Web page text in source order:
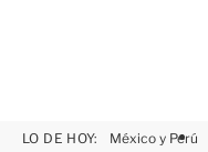
LO DE HOY: México y Perú